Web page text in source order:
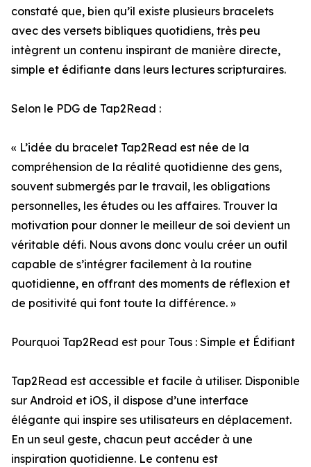
constaté que, bien qu’il existe plusieurs bracelets
avec des versets bibliques quotidiens, très peu
intègrent un contenu inspirant de manière directe,
simple et édifiante dans leurs lectures scripturaires.
Selon le PDG de Tap2Read :
« L’idée du bracelet Tap2Read est née de la
compréhension de la réalité quotidienne des gens,
souvent submergés par le travail, les obligations
personnelles, les études ou les affaires. Trouver la
motivation pour donner le meilleur de soi devient un
véritable défi. Nous avons donc voulu créer un outil
capable de s’intégrer facilement à la routine
quotidienne, en offrant des moments de réflexion et
de positivité qui font toute la différence. »
Pourquoi Tap2Read est pour Tous : Simple et Édifiant
Tap2Read est accessible et facile à utiliser. Disponible
sur Android et iOS, il dispose d’une interface
élégante qui inspire ses utilisateurs en déplacement.
En un seul geste, chacun peut accéder à une
inspiration quotidienne. Le contenu est